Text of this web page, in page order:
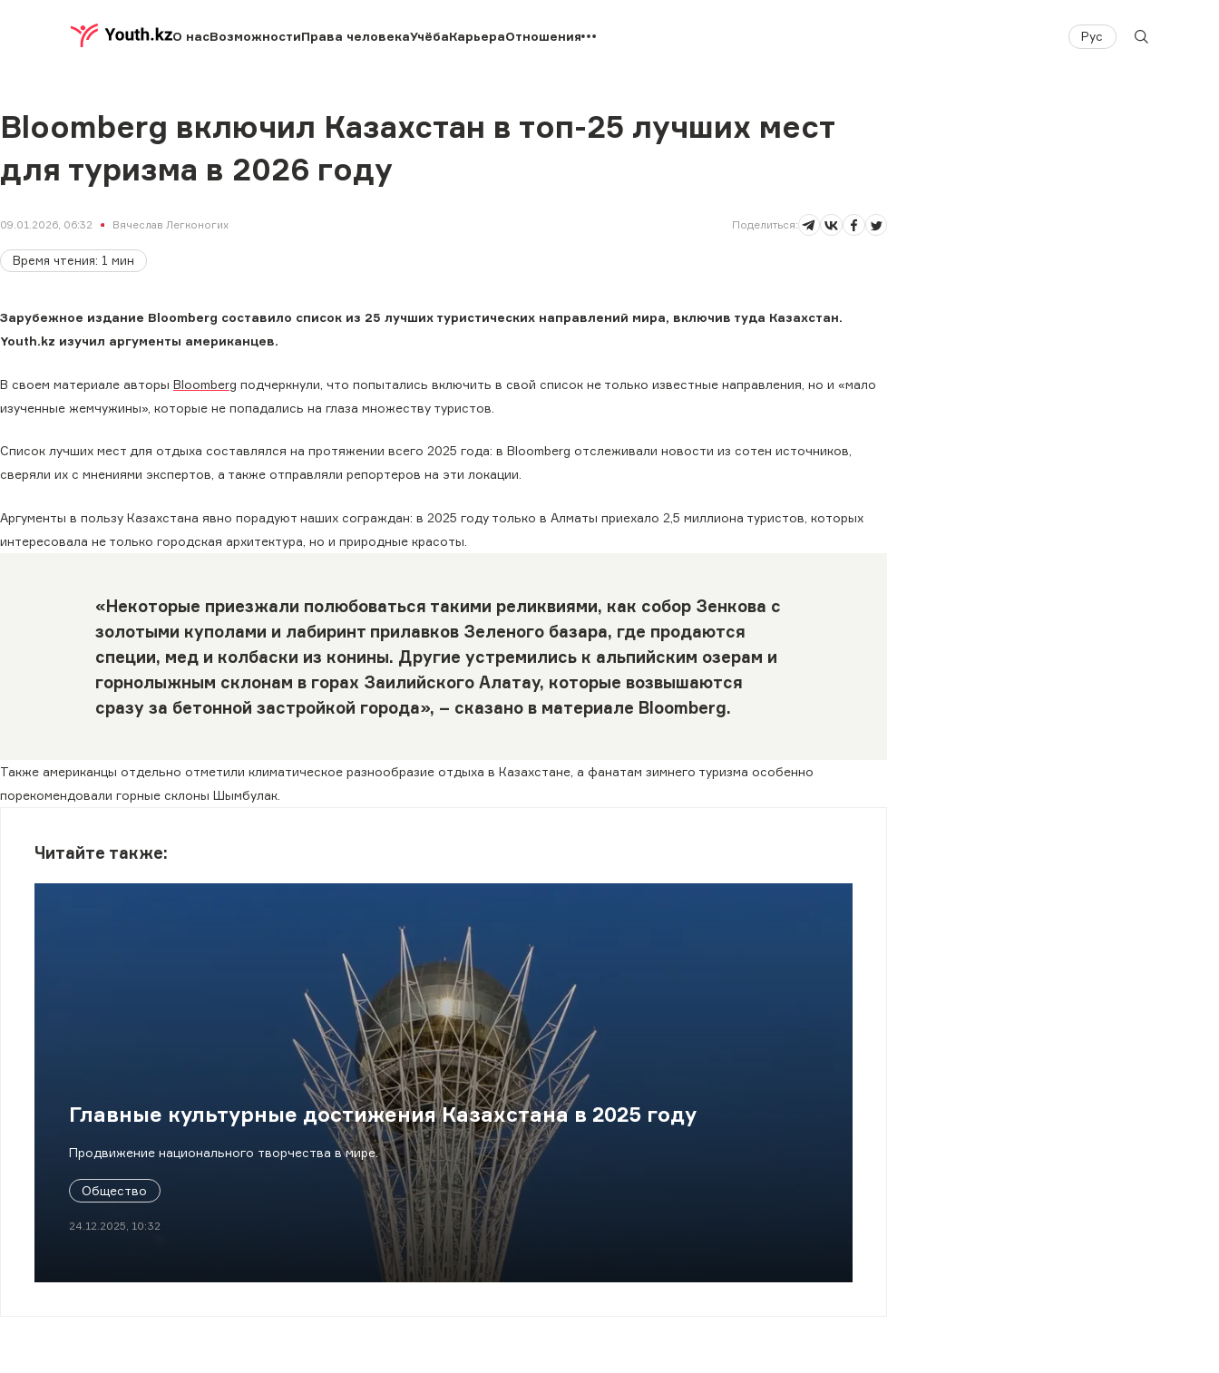
О насВозможностиПрава человекаУчёбаКарьераОтношения Рус
Bloomberg включил Казахстан в топ-25 лучших мест
для туризма в 2026 году
09.01.2026, 06:32 Вячеслав Легконогих Поделиться:
Время чтения: 1 мин
Зарубежное издание Bloomberg составило список из 25 лучших туристических направлений мира, включив туда Казахстан.
Youth.kz изучил аргументы американцев.
В своем материале авторы Bloomberg подчеркнули, что попытались включить в свой список не только известные направления, но и «мало
изученные жемчужины», которые не попадались на глаза множеству туристов.
Список лучших мест для отдыха составлялся на протяжении всего 2025 года: в Bloomberg отслеживали новости из сотен источников,
сверяли их с мнениями экспертов, а также отправляли репортеров на эти локации.
Аргументы в пользу Казахстана явно порадуют наших сограждан: в 2025 году только в Алматы приехало 2,5 миллиона туристов, которых
интересовала не только городская архитектура, но и природные красоты.
«Некоторые приезжали полюбоваться такими реликвиями, как собор Зенкова с
золотыми куполами и лабиринт прилавков Зеленого базара, где продаются
специи, мед и колбаски из конины. Другие устремились к альпийским озерам и
горнолыжным склонам в горах Заилийского Алатау, которые возвышаются
сразу за бетонной застройкой города», – сказано в материале Bloomberg.
Также американцы отдельно отметили климатическое разнообразие отдыха в Казахстане, а фанатам зимнего туризма особенно
порекомендовали горные склоны Шымбулак.
Читайте также:
Главные культурные достижения Казахстана в 2025 году
Продвижение национального творчества в мире.
Общество
24.12.2025, 10:32